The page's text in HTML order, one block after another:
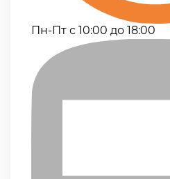
Пн-Пт с 10:00 до 18:00